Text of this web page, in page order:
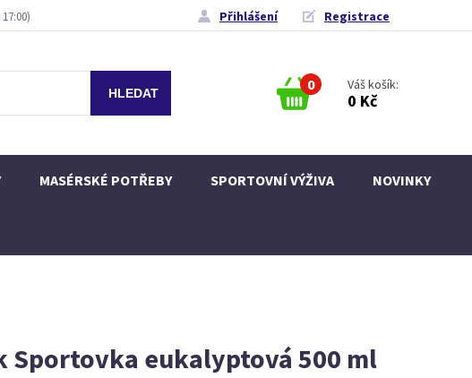
Přihlášení Registrace
0 Váš košík:
0 Kč
MASÉRSKÉ POTŘEBY SPORTOVNÍ VÝŽIVA NOVINKY
Sportovka eukalyptová 500 ml